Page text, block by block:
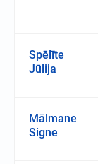
Spēlīte
Jūlija
Mālmane
Signe